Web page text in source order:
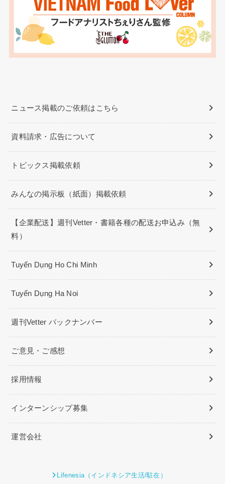
ニュース掲載のご依頼はこちら
資料請求・広告について
トピックス掲載依頼
みんなの掲示板（紙面）掲載依頼
【企業配送】週刊Vetter・書籍各種の配送お申込み（無
料）
Tuyển Dụng Ho Chi Minh
Tuyển Dụng Ha Noi
週刊Vetter バックナンバー
ご意見・ご感想
採用情報
インターンシップ募集
運営会社
Lifenesia（インドネシア生活/駐在）